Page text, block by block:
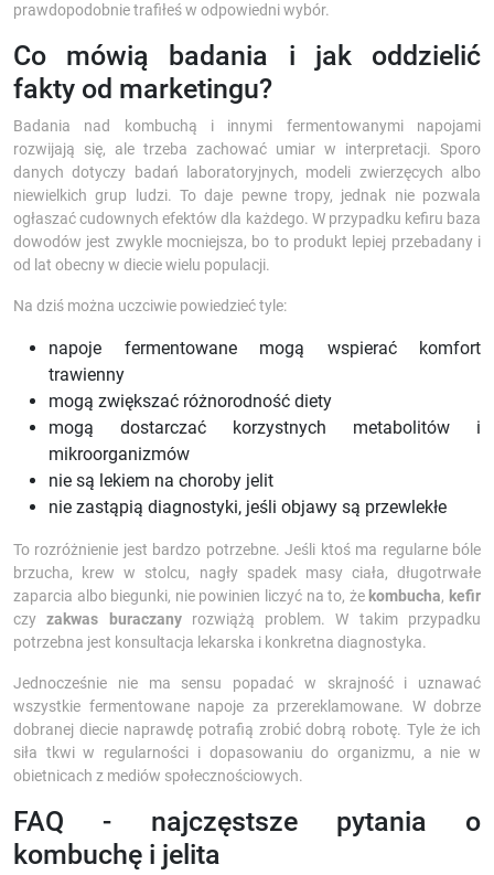
prawdopodobnie trafiłeś w odpowiedni wybór.
Co mówią badania i jak oddzielić
fakty od marketingu?
Badania nad kombuchą i innymi fermentowanymi napojami
rozwijają się, ale trzeba zachować umiar w interpretacji. Sporo
danych dotyczy badań laboratoryjnych, modeli zwierzęcych albo
niewielkich grup ludzi. To daje pewne tropy, jednak nie pozwala
ogłaszać cudownych efektów dla każdego. W przypadku kefiru baza
dowodów jest zwykle mocniejsza, bo to produkt lepiej przebadany i
od lat obecny w diecie wielu populacji.
Na dziś można uczciwie powiedzieć tyle:
napoje fermentowane mogą wspierać komfort
trawienny
mogą zwiększać różnorodność diety
mogą dostarczać korzystnych metabolitów i
mikroorganizmów
nie są lekiem na choroby jelit
nie zastąpią diagnostyki, jeśli objawy są przewlekłe
To rozróżnienie jest bardzo potrzebne. Jeśli ktoś ma regularne bóle
brzucha, krew w stolcu, nagły spadek masy ciała, długotrwałe
zaparcia albo biegunki, nie powinien liczyć na to, że kombucha, kefir
czyzakwas buraczanyrozwiążą problem. W takim przypadku
potrzebna jest konsultacja lekarska i konkretna diagnostyka.
Jednocześnie nie ma sensu popadać w skrajność i uznawać
wszystkie fermentowane napoje za przereklamowane. W dobrze
dobranej diecie naprawdę potrafią zrobić dobrą robotę. Tyle że ich
siła tkwi w regularności i dopasowaniu do organizmu, a nie w
obietnicach z mediów społecznościowych.
FAQ - najczęstsze pytania o
kombuchę i jelita